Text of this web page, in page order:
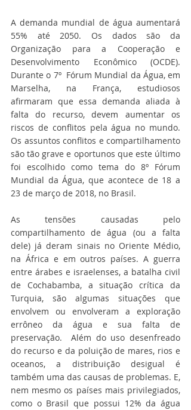
A demanda mundial de água aumentará
55% até 2050. Os dados são da
Organização para a Cooperação e
Desenvolvimento Econômico (OCDE).
Durante o 7º  Fórum Mundial da Água, em
Marselha, na França, estudiosos
afirmaram que essa demanda aliada à
falta do recurso, devem aumentar os
riscos de conflitos pela água no mundo.
Os assuntos conflitos e compartilhamento
são tão grave e oportunos que este último
foi escolhido como tema do 8º Fórum
Mundial da Água, que acontece de 18 a
23 de março de 2018, no Brasil.
As tensões causadas pelo
compartilhamento de água (ou a falta
dele) já deram sinais no Oriente Médio,
na África e em outros países. A guerra
entre árabes e israelenses, a batalha civil
de Cochabamba, a situação crítica da
Turquia, são algumas situações que
envolvem ou envolveram a exploração
errôneo da água e sua falta de
preservação.  Além do uso desenfreado
do recurso e da poluição de mares, rios e
oceanos, a distribuição desigual é
também uma das causas de problemas. E,
nem mesmo os países mais privilegiados,
como o Brasil que possui 12% da água